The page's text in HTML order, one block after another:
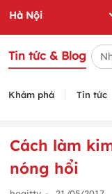
Tin tức & Blog
Khám phá Tin tức
Cách làm
nóng hổi